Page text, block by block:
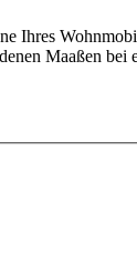
Ihres
Maaßen